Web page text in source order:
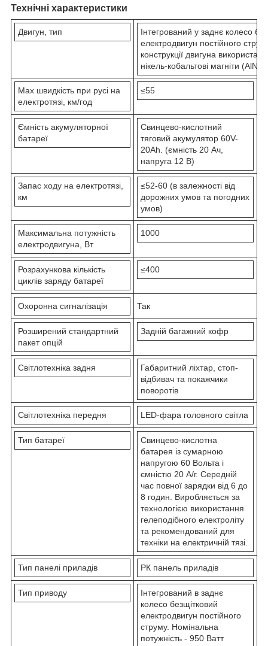
Технічні характеристики
Двигун, тип
Інтегрований у заднє колесо
електродвигун постійного
конструкції двигуна
нікель-кобальтові магніти
Max швидкість при русі на
електротязі, км/год
≤55
Ємність акумуляторної
батареї
Свинцево-кислотний
тяговий акумулятор 60V-
20Ah. (ємність 20 Ач,
напруга 12 В)
Запас ходу на електротязі,
км
≤52-60 (в залежності від
дорожних умов та погодних
умов)
Максимальна потужність
електродвигуна, Вт
1000
Розрахункова кількість
циклів заряду батареї
≤400
Охоронна сигналізація Так
Розширений стандартний
пакет опцій
Задній багажний кофр
Світлотехніка задня
Габаритний ліхтар, стоп-
відбивач та покажчики
поворотів
Світлотехніка передня LED-фара головного світла
Тип батареї
Свинцево-кислотна
батарея із сумарною
напругою 60 Вольта і
ємністю 20 A/г. Середній
час повної зарядки від 6 до
8 годин. Виробляється за
технологією використання
гелеподібного електроліту
та рекомендований для
техніки на електричній тязі.
Тип панелі приладів РК панель приладів
Тип приводу
Інтегрований в заднє
колесо безщітковий
електродвигун постійного
струму. Номінальна
потужність - 950 Ватт